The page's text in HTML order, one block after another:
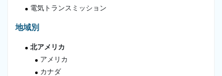
電気トランスミッション
地域別
北アメリカ
アメリカ
カナダ